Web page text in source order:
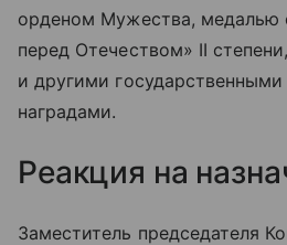
орденом Мужества, медалью
перед Отечеством» II
и другими
наградами.
Реакция на
Заместитель председателя